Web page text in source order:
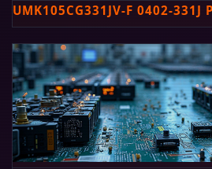
UMK105CG331JV-F 0402-331J